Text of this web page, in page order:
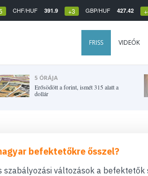
CHF/HUF 391.9 +3 GBP/HUF 427.42
FRISS VIDEÓK
5 ÓRÁJA
Erősödött a forint, ismét 315 alatt a
dollár
befektetőkre ősszel?
szabályozási változások a befektetők